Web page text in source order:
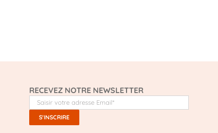
RECEVEZ NOTRE NEWSLETTER